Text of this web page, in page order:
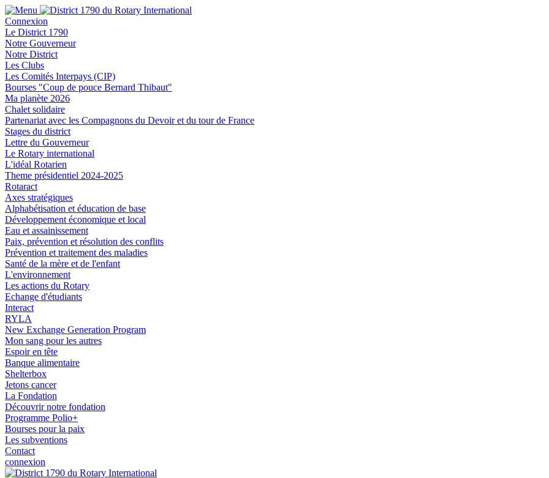
Connexion
Le District 1790
Notre Gouverneur
Notre District
Les Clubs
Les Comités Interpays (CIP)
Bourses "Coup de pouce Bernard Thibaut"
Ma planète 2026
Chalet solidaire
Partenariat avec les Compagnons du Devoir et du tour de France
Stages du district
Lettre du Gouverneur
Le Rotary international
L'idéal Rotarien
Theme présidentiel 2024-2025
Rotaract
Axes stratégiques
Alphabétisation et éducation de base
Développement économique et local
Eau et assainissement
Paix, prévention et résolution des conflits
Prévention et traitement des maladies
Santé de la mère et de l'enfant
L'environnement
Les actions du Rotary
Echange d'étudiants
Interact
RYLA
New Exchange Generation Program
Mon sang pour les autres
Espoir en tête
Banque alimentaire
Shelterbox
Jetons cancer
La Fondation
Découvrir notre fondation
Programme Polio+
Bourses pour la paix
Les subventions
Contact
connexion